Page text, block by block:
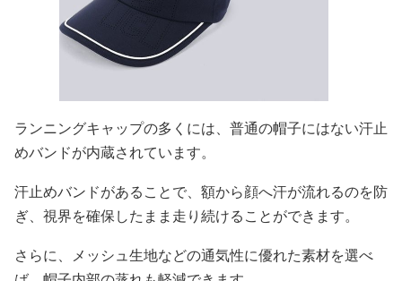
ランニングキャップの多くには、普通の帽子にはない汗止
めバンドが内蔵されています。
汗止めバンドがあることで、額から顔へ汗が流れるのを防
ぎ、視界を確保したまま走り続けることができます。
さらに、メッシュ生地などの通気性に優れた素材を選べ